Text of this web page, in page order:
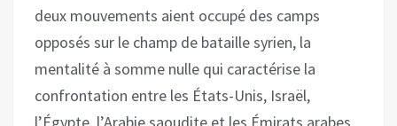
deux mouvements aient occupé des camps
opposés sur le champ de bataille syrien, la
mentalité à somme nulle qui caractérise la
confrontation entre les États-Unis, Israël,
l’Égypte, l’Arabie saoudite et les Émirats arabes